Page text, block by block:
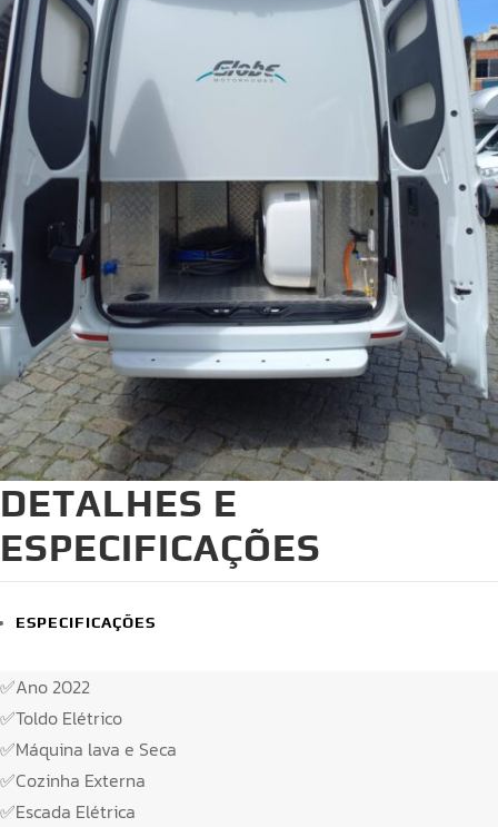
DETALHES E
ESPECIFICAÇÕES
ESPECIFICAÇÕES
✅Ano 2022
✅Toldo Elétrico
✅Máquina lava e Seca
✅Cozinha Externa
✅Escada Elétrica